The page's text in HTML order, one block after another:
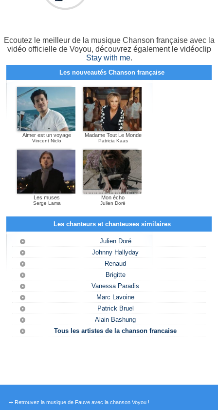
Ecoutez le meilleur de la musique Chanson française avec la
vidéo officielle de Voyou, découvrez également le vidéoclip
Stay with me.
Les nouveautés Chanson française
Aimer est un voyage
Vincent Niclo
Madame Tout Le Monde
Patricia Kaas
Les muses
Serge Lama
Mon écho
Julien Doré
Les chanteurs et chanteuses similaires
Julien Doré
Johnny Hallyday
Renaud
Brigitte
Vanessa Paradis
Marc Lavoine
Patrick Bruel
Alain Bashung
Tous les artistes de la chanson francaise
➙ Retrouvez la musique de Fauve avec la chanson Voyou !